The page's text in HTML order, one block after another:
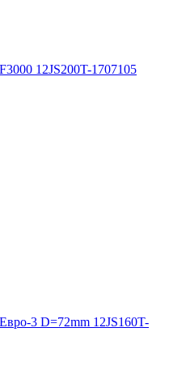
12JS200T-1707105
3 D=72mm 12JS160T-